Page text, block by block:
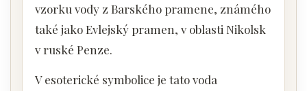
vzorku vody z Barského pramene, známého
také jako Evlejský pramen, v oblasti Nikolsk
v ruské Penze.
V esoterické symbolice je tato voda